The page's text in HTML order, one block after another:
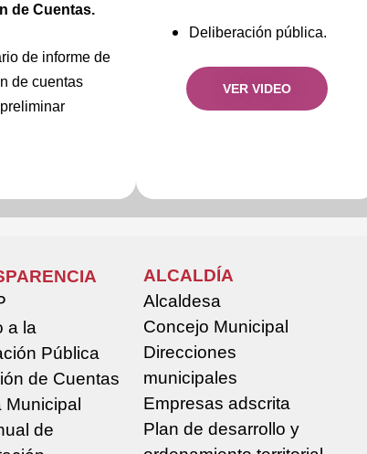
de Cuentas.
de informe de
de cuentas
preliminar
Deliberación pública.
VER VIDEO
a la
Pública
de Cuentas
Municipal
de
ALCALDÍA
Alcaldesa
Concejo Municipal
Direcciones
municipales
Empresas adscrita
Plan de desarrollo y